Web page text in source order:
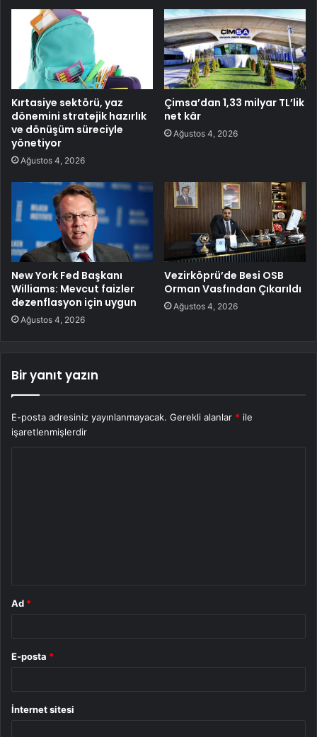
Kırtasiye sektörü, yaz
dönemini stratejik hazırlık
ve dönüşüm süreciyle
yönetiyor
Ağustos 4, 2026
Çimsa’dan 1,33 milyar TL’lik
net kâr
Ağustos 4, 2026
New York Fed Başkanı
Williams: Mevcut faizler
dezenflasyon için uygun
Ağustos 4, 2026
Vezirköprü’de Besi OSB
Orman Vasfından Çıkarıldı
Ağustos 4, 2026
Bir yanıt yazın
E-posta adresiniz yayınlanmayacak. Gerekli alanlar * ile
işaretlenmişlerdir
Ad *
E-posta *
İnternet sitesi